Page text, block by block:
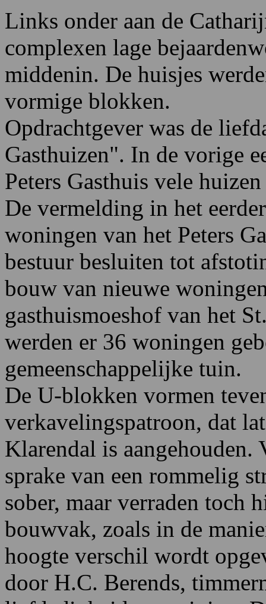
Links onder aan de
complexen lage
middenin. De huisjes
vormige blokken.
Opdrachtgever was de
Gasthuizen". In de vorige
Peters Gasthuis vele
De vermelding in het
woningen van het Peters
bestuur besluiten tot
bouw van nieuwe
gasthuismoeshof van het
werden er 36 woningen
gemeenschappelijke tuin.
De U-blokken vormen
verkavelingspatroon, dat
Klarendal is
sprake van een rommelig
sober, maar verraden toch
bouwvak, zoals in de
hoogte verschil wordt
door H.C. Berends,